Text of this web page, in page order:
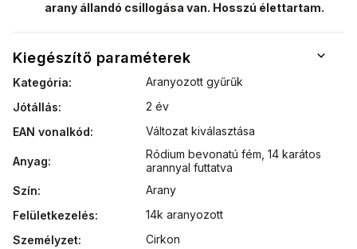
arany állandó csillogása van. Hosszú élettartam.
Kiegészítő paraméterek
Kategória:
Aranyozott gyűrűk
Jótállás:
2 év
EAN vonalkód: Változat kiválasztása
Anyag:
Ródium bevonatú fém 14 karátos
arannyal futtatva
Szín:
Arany
Felületkezelés:
14k aranyozott
Személyzet: Cirkon